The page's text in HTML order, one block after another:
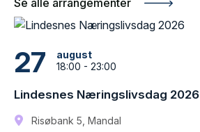
Se alle arrangementer
27
august
18:00 - 23:00
Lindesnes Næringslivsdag 2026
Risøbank 5, Mandal